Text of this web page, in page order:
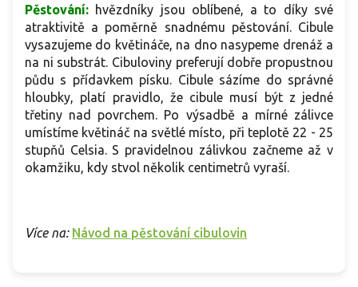
Pěstování: hvězdníky jsou oblíbené, a to díky své
atraktivitě a poměrně snadnému pěstování. Cibule
vysazujeme do květináče, na dno nasypeme drenáž a
na ni substrát. Cibuloviny preferují dobře propustnou
půdu s přídavkem písku. Cibule sázíme do správné
hloubky, platí pravidlo, že cibule musí být z jedné
třetiny nad povrchem. Po výsadbě a mírné zálivce
umístíme květináč na světlé místo, při teplotě 22 - 25
stupňů Celsia. S pravidelnou zálivkou začneme až v
okamžiku, kdy stvol několik centimetrů vyraší.
Více na: Návod na pěstování cibulovin